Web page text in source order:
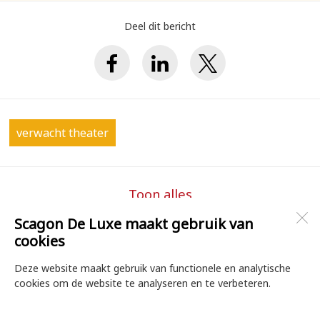
Scagon De Luxe maakt gebruik van
cookies
Deze website maakt gebruik van functionele en analytische
cookies om de website te analyseren en te verbeteren.
Deel dit bericht
verwacht theater
Toon alles
1741 CB Schagen